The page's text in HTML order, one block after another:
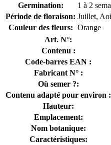
Germination:
1 à 2
Période de floraison: Juillet,
Couleur des fleurs: Orange
Art. N°:
Contenu :
Code-barres EAN :
Fabricant N° :
Où semer ?:
Contenu adapté pour environ :
Hauteur:
Emplacement:
Nom botanique:
Caractéristiques: